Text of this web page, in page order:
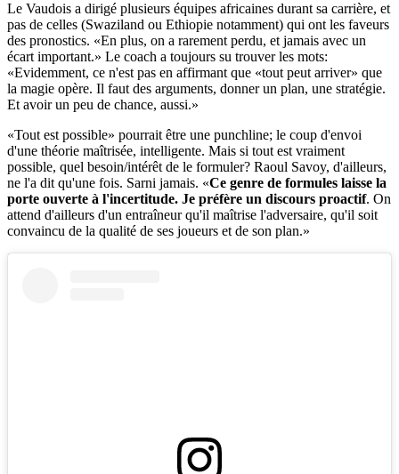
Le Vaudois a dirigé plusieurs équipes africaines durant sa carrière, et
pas de celles (Swaziland ou Ethiopie notamment) qui ont les faveurs
des pronostics. «En plus, on a rarement perdu, et jamais avec un
écart important.» Le coach a toujours su trouver les mots:
«Evidemment, ce n'est pas en affirmant que «tout peut arriver» que
la magie opère. Il faut des arguments, donner un plan, une stratégie.
Et avoir un peu de chance, aussi.»
«Tout est possible» pourrait être une punchline; le coup d'envoi
d'une théorie maîtrisée, intelligente. Mais si tout est vraiment
possible, quel besoin/intérêt de le formuler? Raoul Savoy, d'ailleurs,
ne l'a dit qu'une fois. Sarni jamais. «Ce genre de formules laisse la
porte ouverte à l'incertitude. Je préfère un discours proactif. On
attend d'ailleurs d'un entraîneur qu'il maîtrise l'adversaire, qu'il soit
convaincu de la qualité de ses joueurs et de son plan.»